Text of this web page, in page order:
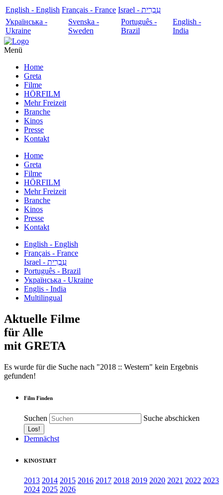
English - English Français - France
עִבְרִית - Israel
Українська -
Ukraine
Svenska -
Sweden
Português -
Brazil
English -
India
Menü
Home
Greta
Filme
HÖRFILM
Mehr Freizeit
Branche
Kinos
Presse
Kontakt
Home
Greta
Filme
HÖRFILM
Mehr Freizeit
Branche
Kinos
Presse
Kontakt
English - English
Français - France
עִבְרִית - Israel
Português - Brazil
Українська - Ukraine
Englis - India
Multilingual
Aktuelle Filme
für Alle
mit GRETA
Es wurde für die Suche nach "2018 :: Western" kein Ergebnis
gefunden!
Film Finden
Suchen Suche abschicken
Demnächst
KINOSTART
2013 2014 2015 2016 2017 2018 2019 2020 2021 2022 2023
2024 2025 2026